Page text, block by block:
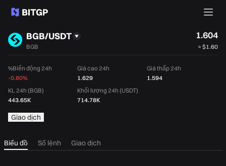
BGB/USDT
BGB
1.604
≈ $1.60
%Biến động 24h
-0.80%
Giá cao 24h
1.629
Giá thấp 24h
1.594
KL 24h (BGB)
443.65K
Khối lượng 24h (USDT)
714.78K
Giao dịch
Biểu đồ Sổ lệnh Giao dịch